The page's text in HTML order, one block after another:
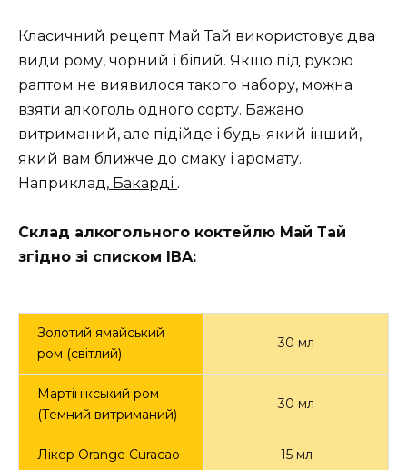
Класичний рецепт Май Тай використовує два
види рому, чорний і білий. Якщо під рукою
раптом не виявилося такого набору, можна
взяти алкоголь одного сорту. Бажано
витриманий, але підійде і будь-який інший,
який вам ближче до смаку і аромату.
Наприклад, Бакарді .
Склад алкогольного коктейлю Май Тай
згідно зі списком IBA:
Золотий ямайський
ром (світлий)
30 мл
Мартінікський ром
(Темний витриманий)
30 мл
Лікер Orange Curacao 15 мл